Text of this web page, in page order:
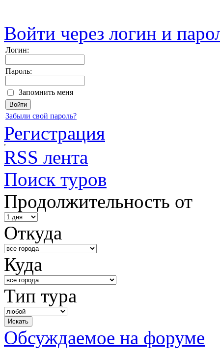
Войти через логин и
Логин:
Пароль:
Запомнить меня
Забыли свой пароль?
Регистрация
RSS лента
Поиск туров
Продолжительность от
Откуда
Куда
Тип тура
Обсуждаемое на форуме